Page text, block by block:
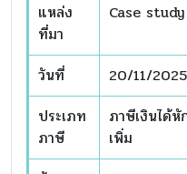
แหล่ง
ที่มา
Case study
วันที่
20/11/2025
ประเภท
ภาษี
ภาษีเงินได้
เพิ่ม